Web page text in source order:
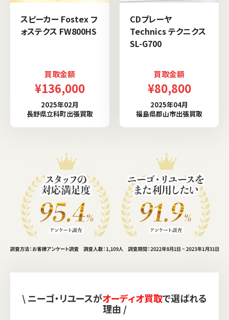
スピーカー Fostex フ
ォステクス FW800HS
買取金額
¥136,000
2025年02月
長野県立科町出張買取
CDプレーヤ
Technics テクニクス
SL-G700
買取金額
¥80,800
2025年04月
福島県郡山市出張買取
\ ニーゴ・リユースがオーディオ買取で選ばれる
理由 /